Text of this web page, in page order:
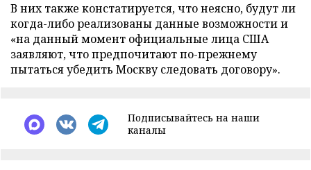
В них также констатируется, что неясно, будут ли
когда-либо реализованы данные возможности и
«на данный момент официальные лица США
заявляют, что предпочитают по-прежнему
пытаться убедить Москву следовать договору».
Подписывайтесь на наши
каналы